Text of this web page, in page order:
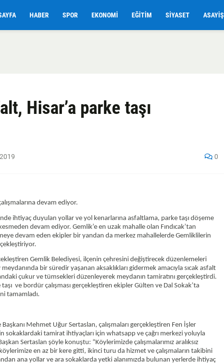
HABER SPOR EKONOMI EĞITIM SIYASET ASAYIŞ
Hisar’a parke taşı
0
devam ediyor.
ihtiyaç duyulan yollar ve yol kenarlarına asfaltlama, parke taşı döşeme
devam ediyor. Gemlik’e en uzak mahalle olan Fındıcak’tan
devam eden ekipler bir yandan da merkez mahallelerde Gemliklilerin
Gemlik Belediyesi, ilçenin çehresini değiştirecek düzenlemeleri
bir süredir yaşanan aksaklıkları gidermek amacıyla sıcak asfalt
çukur ve tümsekleri düzenleyerek meydanın tamiratını gerçekleştirdi.
ve bordür çalışması gerçekleştiren ekipler Gülten ve Dal Sokak’ta
tamamladı.
Mehmet Uğur Sertaslan, çalışmaları gerçekleştiren Fen İşler
sokaklardaki tamirat ihtiyaçları için whatsapp ve çağrı merkezi yoluyla
Sertaslan şöyle konuştu: “Köylerimizde çalışmalarımız aralıksız
en az bir kere gitti, ikinci turu da hizmet ve çalışmaların takibini
ana yollar ve ara sokaklarda yetki alanımızda bulunan yerlerde ihtiyaç